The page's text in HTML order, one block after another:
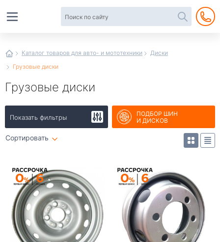
Каталог товаров для авто- и мототехники
Диски
Грузовые диски
Грузовые диски
Показать фильтры
ПОДБОР ШИН
И ДИСКОВ
Сортировать
интернет-